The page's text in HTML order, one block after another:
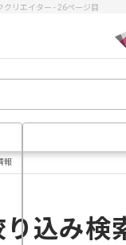
リエイター - 26ページ目
報
り込み検